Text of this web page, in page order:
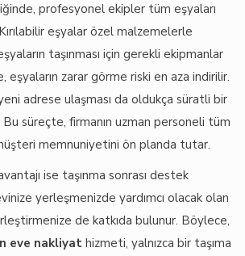
profesyonel ekipler tüm eşyaları
eşyalar özel malzemelerle
taşınması için gerekli ekipmanlar
eşyaların zarar görme riski en aza indirilir.
yeni adrese ulaşması da oldukça süratli bir
süreçte, firmanın uzman personeli tüm
memnuniyetini ön planda tutar.
ise taşınma sonrası destek
yerleşmenizde yardımcı olacak olan
de katkıda bulunur. Böylece,
eve nakliyat hizmeti, yalnızca bir taşıma